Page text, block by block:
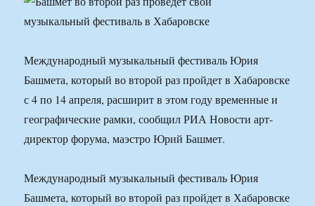
Международный музыкальный фестиваль Юрия
Башмета, который во второй раз пройдет в Хабаровске
с 4 по 14 апреля, расширит в этом году временные и
географические рамки, сообщил РИА Новости арт-
директор форума, маэстро Юрий Башмет.
Международный музыкальный фестиваль Юрия
Башмета, который во второй раз пройдет в Хабаровске